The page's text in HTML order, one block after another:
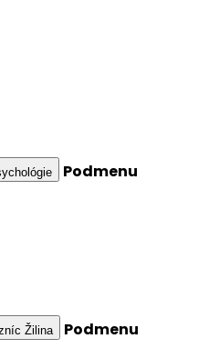
Podmenu
Žilina
Podmenu